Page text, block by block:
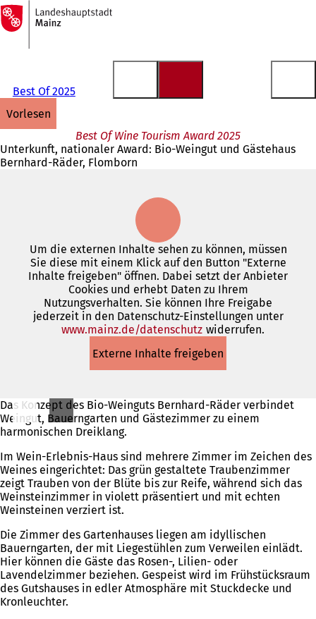
Inhalt anspringen
Zur
Startseite
Best Of 2025
vorlesen
Best Of Wine Tourism Award 2025
Unterkunft, nationaler Award: Bio-Weingut und Gästehaus
Bernhard-Räder, Flomborn
Um die externen Inhalte sehen zu können, müssen
Sie diese mit einem Klick auf den Button "Externe
Inhalte freigeben" öffnen. Dabei setzt der Anbieter
Cookies und erhebt Daten zu Ihrem
Nutzungsverhalten. Sie können Ihre Freigabe
jederzeit in den Datenschutz-Einstellungen unter
www.mainz.de/datenschutz(Öffnet
einem
neuen
widerrufen.
Externe Inhalte freigeben
Das Konzept des Bio-Weinguts Bernhard-Räder verbindet
Weingut, Bauerngarten und Gästezimmer zu einem
harmonischen Dreiklang.
Im Wein-Erlebnis-Haus sind mehrere Zimmer im Zeichen des
Weines eingerichtet: Das grün gestaltete Traubenzimmer
zeigt Trauben von der Blüte bis zur Reife, während sich das
Weinsteinzimmer in violett präsentiert und mit echten
Weinsteinen verziert ist.
Die Zimmer des Gartenhauses liegen am idyllischen
Bauerngarten, der mit Liegestühlen zum Verweilen einlädt.
Hier können die Gäste das Rosen-, Lilien- oder
Lavendelzimmer beziehen. Gespeist wird im Frühstücksraum
des Gutshauses in edler Atmosphäre mit Stuckdecke und
Kronleuchter.